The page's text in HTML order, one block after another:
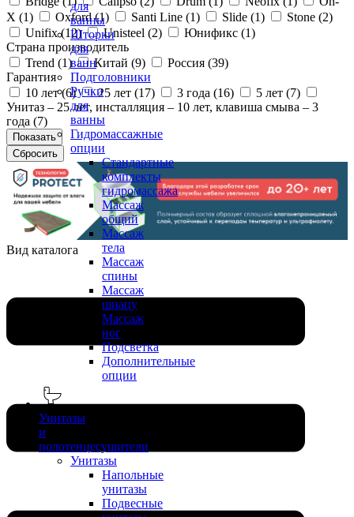
для
ванны
Шторки
для
ванн
Подголовники
Ручки
для
ванны
Гидромассажные
опции
Стандартные
комплекты
гидромассажа
Массаж
общий
Массаж
тела
Массаж
спины
Массаж
шиацу
Массаж
ног
Подсветка
Дополнительные
опции
Унитазы
и
полотенцесушители
Унитазы
Напольные
унитазы
Подвесные
X (1) Oxford (1) Santi Line (1) Slide (1) Stone (2)
Unifix (12) Unisteel (2) Юнификс (1)
Страна производитель
Trend (1) Китай (9) Россия (39)
Гарантия
10 лет (6) 25 лет (17) 3 года (16) 5 лет (7)
Унитаз – 25 лет, инсталляция – 10 лет, клавиша смыва – 3
года (7)
Вид каталога